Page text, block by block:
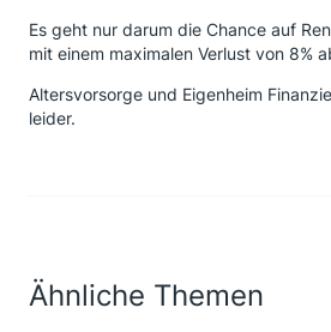
Es geht nur darum die Chance auf
mit einem maximalen Verlust von 8%
Altersvorsorge und Eigenheim
leider.
Ähnliche Themen